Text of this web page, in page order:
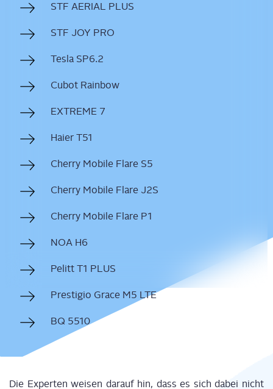
STF AERIAL PLUS
STF JOY PRO
Tes­la SP6.2
Cubot Rain­bow
EXTREME 7
Hai­er T51
Cher­ry Mobi­le Fla­re S5
Cher­ry Mobi­le Fla­re J2S
Cher­ry Mobi­le Fla­re P1
NOA H6
Pelitt T1 PLUS
Pres­ti­gio Grace M5 LTE
BQ 5510
Die Exper­ten wei­sen dar­auf hin, dass es sich dabei nicht